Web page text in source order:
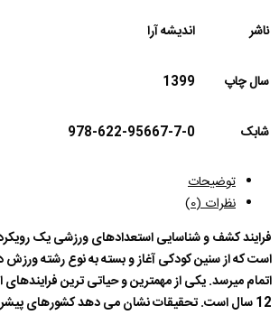
ناشر اندیشه آرا
سال چاپ 1399
شابک 978-622-95667-7-0
توضیحات
نظرات (0)
فرایند کشف و شناسایی استعدادهای ورزشی یک
است که از سنین کودکی آغاز و بسته به نوع رشته ورزش
اتمام میرسد. یکی از مهمترین و حیاتی ترین فرایندهای
12 سال است. تحقیقات نشان می دهد کشورهای